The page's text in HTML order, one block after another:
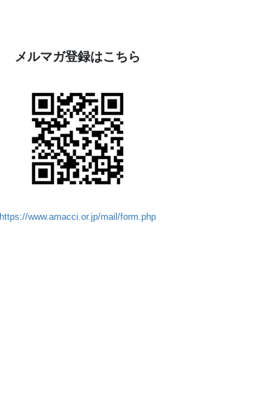
メルマガ登録はこちら
https://www.amacci.or.jp/mail/form.php